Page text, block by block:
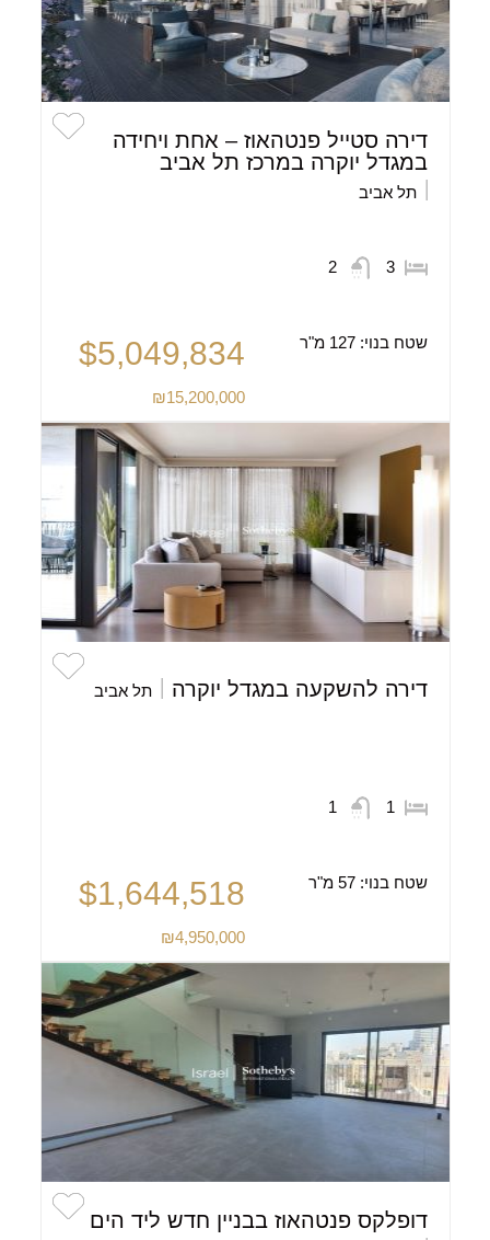
דירה סטייל פנטהאוז – אחת ויחידה
במגדל יוקרה במרכז תל אביב
תל אביב
3
2
שטח בנוי:127 מ"ר $5,049,834
₪15,200,000
דירה להשקעה במגדל יוקרה תל אביב
1
1
שטח בנוי:57 מ"ר $1,644,518
₪4,950,000
דופלקס פנטהאוז בבניין חדש ליד הים